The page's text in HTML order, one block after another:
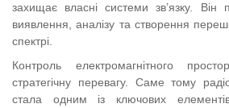
захищає власні системи зв’язку.
виявлення, аналізу та створення
спектрі.
Контроль електромагнітного
стратегічну перевагу. Саме тому
стала одним із ключових